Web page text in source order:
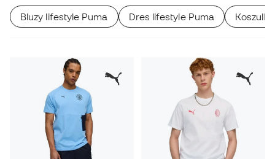
Bluzy lifestyle Puma Dres lifestyle Puma Koszulki